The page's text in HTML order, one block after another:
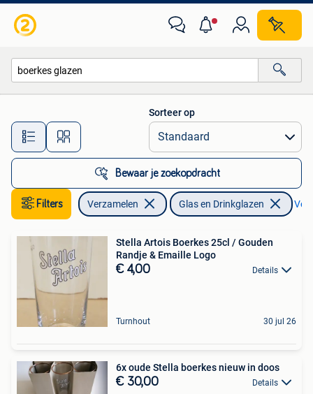
Alle afstanden…
Sorteer op
Bewaar je zoekopdracht
Filters Verzamelen Glas en Drinkglazen
Stella Artois Boerkes 25cl / Gouden
Randje & Emaille Logo
€ 4,00 Details
Turnhout 30 jul 26
6x oude Stella boerkes nieuw in doos
€ 30,00 Details